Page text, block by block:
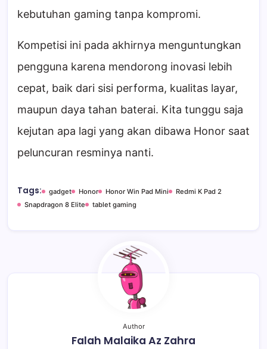
kebutuhan gaming tanpa kompromi.
Kompetisi ini pada akhirnya menguntungkan
pengguna karena mendorong inovasi lebih
cepat, baik dari sisi performa, kualitas layar,
maupun daya tahan baterai. Kita tunggu saja
kejutan apa lagi yang akan dibawa Honor saat
peluncuran resminya nanti.
Tags: gadget Honor Honor Win Pad Mini
Redmi K Pad 2
Snapdragon 8 Elite
tablet gaming
Author
Falah Malaika Az Zahra